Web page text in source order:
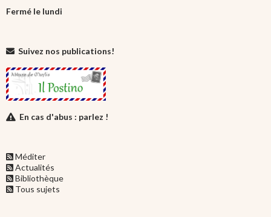
Fermé le lundi
Suivez nos publications!
En cas d'abus : parlez !
Méditer
Actualités
Bibliothèque
Tous sujets